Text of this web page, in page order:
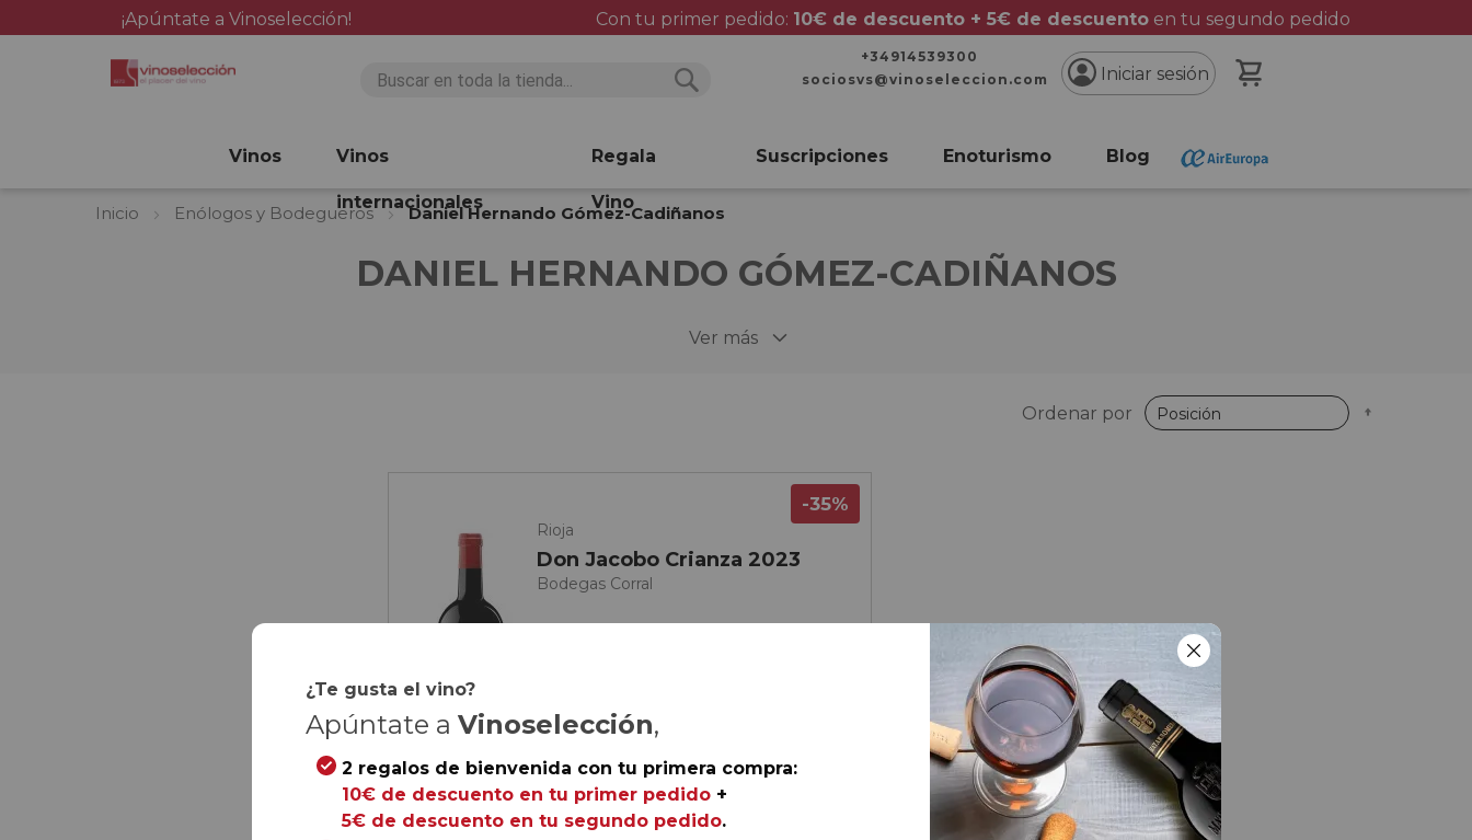
¡Apúntate a Vinoselección! Con tu primer pedido: 10€ de descuento + 5€ de descuentoen tu segundo pedido
+34914539300
sociosvs@vinoseleccion.com
Iniciar sesión
Vinos Vinos
internacionales
Regala
Vino
Suscripciones Enoturismo Blog
Inicio Enólogos y Bodegueros Daniel Hernando Gómez-Cadiñanos
DANIEL HERNANDO GÓMEZ-CADIÑANOS
Ver más
Ordenar por
Rioja
Don Jacobo Crianza 2023
Bodegas Corral
-35%
¿Te gusta el vino?
Apúntate a Vinoselección,
2 regalos de bienvenida con tu primera compra:
10€ de descuento en tu primer pedido+
5€ de descuento en tu segundo pedido.